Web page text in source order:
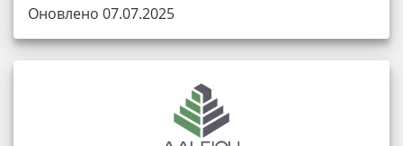
Оновлено 07.07.2025